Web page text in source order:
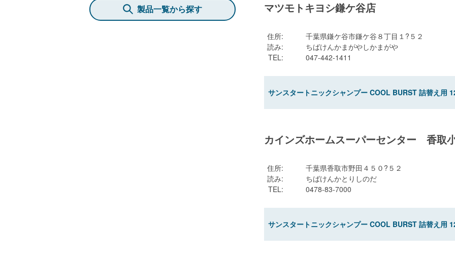
製品一覧から探す マツモトキヨシ鎌ケ谷店
住所:
千葉県鎌ケ谷市鎌ケ谷８丁目１?５２
読み:
ちばけんかまがやしかまがや
TEL: 047-442-1411
サンスタートニックシャンプー COOL BURST 詰替え用
カインズホームスーパーセンター 香取
住所:
千葉県香取市野田４５０?５２
読み:
ちばけんかとりしのだ
TEL: 0478-83-7000
サンスタートニックシャンプー COOL BURST 詰替え用